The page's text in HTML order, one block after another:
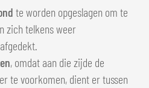
te worden opgeslagen om te
zich telkens weer
, omdat aan die zijde de
te voorkomen, dient er tussen